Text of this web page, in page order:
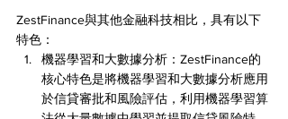
ZestFinance與其他金融科技相比，具有以下
特色：
機器學習和大數據分析：ZestFinance的
核心特色是將機器學習和大數據分析應用
於信貸審批和風險評估，利用機器學習算